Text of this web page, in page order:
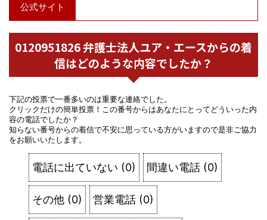
公式サイト
0120951826 弁護士法人ユア・エースからの着
信はどのような内容でしたか？
下記の投票で一番多いのは重要な連絡でした。
クリックだけの簡単投票！この番号からはあなたにとってどういった内
容の電話でしたか？
知らない番号からの着信で不安に思っている方がいますので是非ご協力
をお願いいたします。
電話に出ていない (0) 間違い電話 (0)
その他 (0) 営業電話 (0)